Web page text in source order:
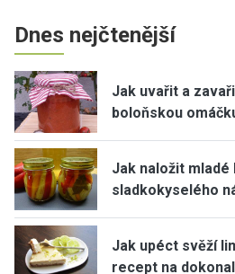
Dnes nejčtenější
Jak uvařit a
boloňskou
Jak naložit mladé
sladkokyselého
Jak upéct svěží
recept na